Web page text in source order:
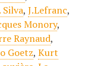
Silva, J.Lefranc,
Monory,
Raynaud,
Goetz, Kurt